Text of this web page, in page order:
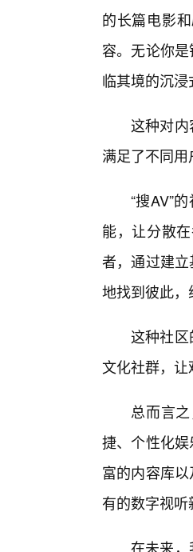
的长篇电影
容。无论你
临其境的沉浸
这种对内
满足了不同
“搜AV”
能，让分散
者，通过建
地找到彼此
这种社区
文化社群，
总而言
捷、个性化
富的内容库
有的数字视听
在未来，